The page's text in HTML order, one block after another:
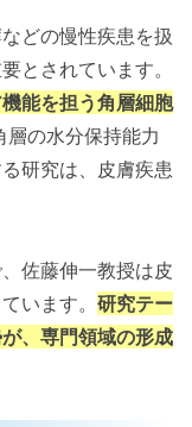
どの慢性疾患を扱
とされています。
能を担う角層細胞
層の水分保持能力
研究は、皮膚疾患
佐藤伸一教授は皮
います。 研究テー
、専門領域の形成